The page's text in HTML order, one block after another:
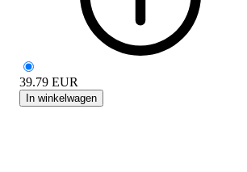
39.79 EUR
In winkelwagen